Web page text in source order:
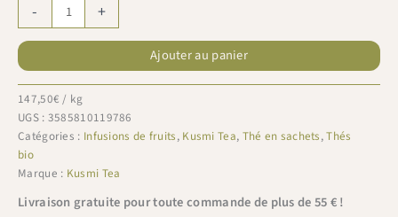
-
de
Kusmi
Tea
pêche
abricot
40g
+
Ajouter au panier
147,50€ / kg
UGS : 3585810119786
Catégories : Infusions de fruits, Kusmi Tea, Thé en sachets,Thés
bio
Marque : Kusmi Tea
Livraison gratuite pour toute commande de plus de 55 € !